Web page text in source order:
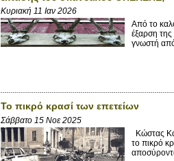
Κυριακή 11 Ιαν 2026
Από το
έξαρση της
γνωστή
Το πικρό κρασί των επετείων
Σάββατο 15 Νοε 2025
Κώστας
το πικρό